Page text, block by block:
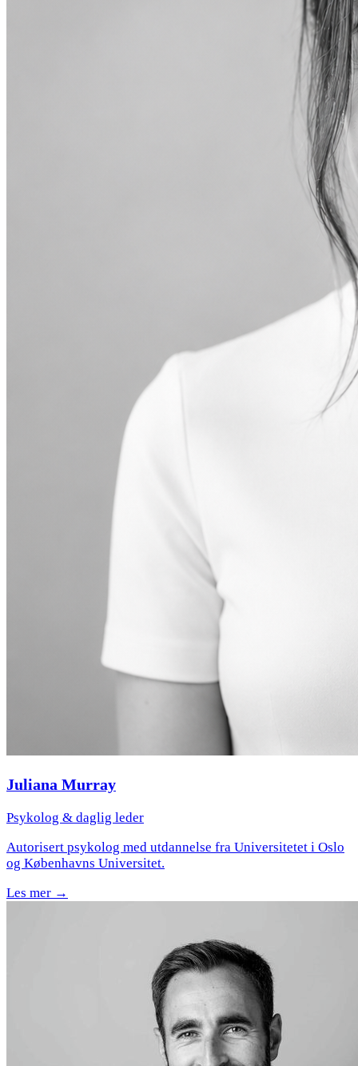
Juliana Murray
Psykolog & daglig leder
Autorisert psykolog med utdannelse fra Universitetet i Oslo
og Københavns Universitet.
Les mer →